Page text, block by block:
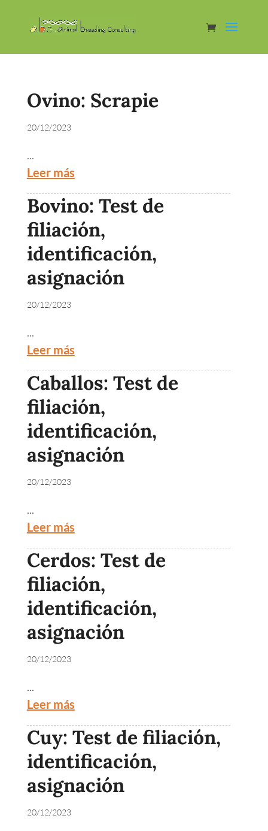
Ovino: Scrapie
20/12/2023
...
Leer más
Bovino: Test de
filiación,
identificación,
asignación
20/12/2023
...
Leer más
Caballos: Test de
filiación,
identificación,
asignación
20/12/2023
...
Leer más
Cerdos: Test de
filiación,
identificación,
asignación
20/12/2023
...
Leer más
Cuy: Test de filiación,
identificación,
asignación
20/12/2023